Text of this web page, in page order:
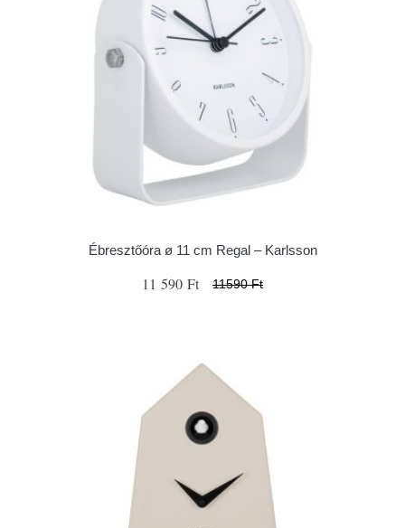
Ébresztőóra ø 11 cm Regal – Karlsson
11 590 Ft 11590 Ft